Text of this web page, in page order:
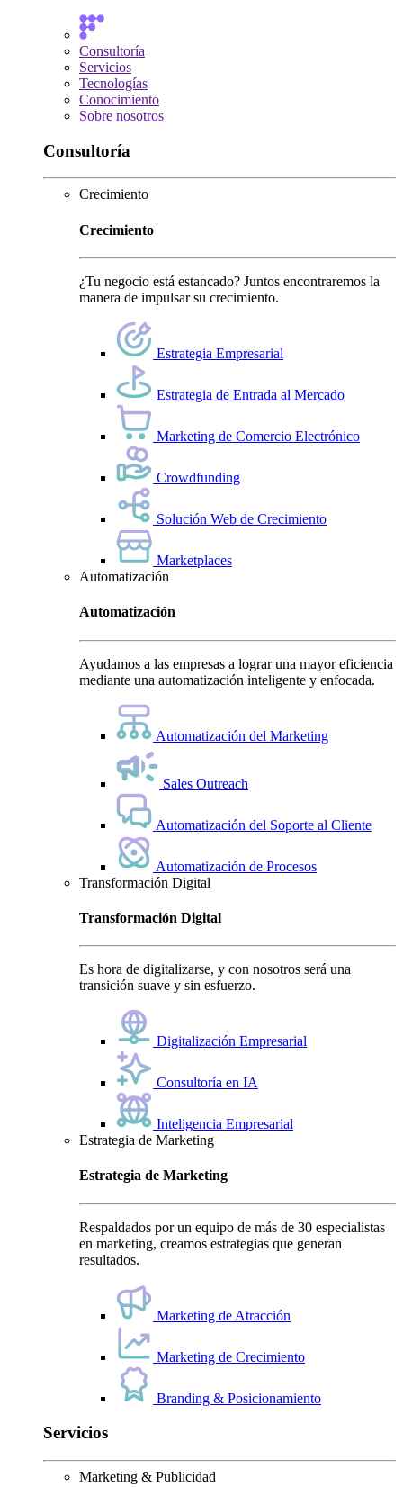
Consultoría
Servicios
Tecnologías
Conocimiento
Sobre nosotros
Consultoría
Crecimiento
Crecimiento
¿Tu negocio está estancado? Juntos encontraremos la
manera de impulsar su crecimiento.
Estrategia Empresarial
Estrategia de Entrada al Mercado
Marketing de Comercio Electrónico
Crowdfunding
Solución Web de Crecimiento
Marketplaces
Automatización
Automatización
Ayudamos a las empresas a lograr una mayor eficiencia
mediante una automatización inteligente y enfocada.
Automatización del Marketing
Sales Outreach
Automatización del Soporte al Cliente
Automatización de Procesos
Transformación Digital
Transformación Digital
Es hora de digitalizarse, y con nosotros será una
transición suave y sin esfuerzo.
Digitalización Empresarial
Consultoría en IA
Inteligencia Empresarial
Estrategia de Marketing
Estrategia de Marketing
Respaldados por un equipo de más de 30 especialistas
en marketing, creamos estrategias que generan
resultados.
Marketing de Atracción
Marketing de Crecimiento
Branding & Posicionamiento
Servicios
Marketing & Publicidad